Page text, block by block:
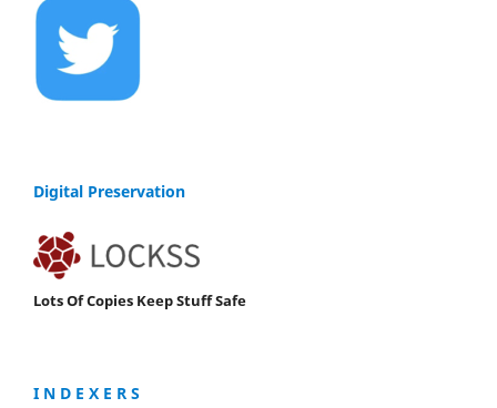
Digital Preservation
Lots Of Copies Keep Stuff Safe
I N D E X E R S